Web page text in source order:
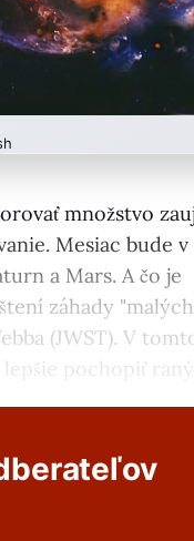
množstvo
Mesiac bude
a Mars. A čo je
záhady "malých
(JWST). V
pochopiť raný